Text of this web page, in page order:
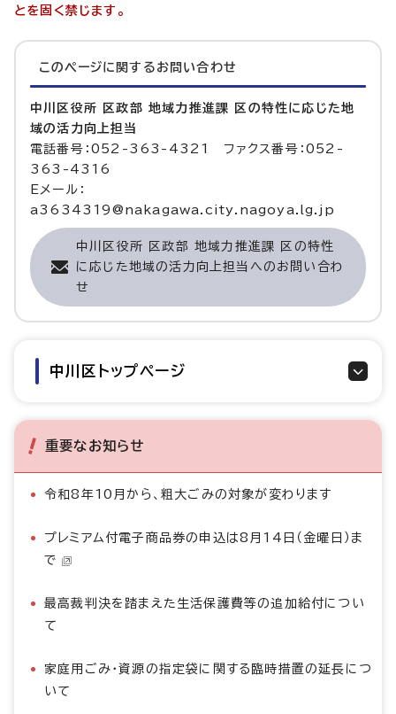
とを固く禁じます。
このページに関する お問い合わせ
中川区役所 区政部 地域力推進課 区の特性に応じた地
域の活力向上担当
電話番号：052-363-4321 ファクス番号：052-
363-4316
Eメール：
a3634319@nakagawa.city.nagoya.lg.jp
中川区役所 区政部 地域力推進課 区の特性
に応じた地域の活力向上担当へのお問い合わ
せ
中川区トップページ
重要なお知らせ
令和8年10月から、粗大ごみの対象が変わります
プレミアム付電子商品券の申込は8月14日（金曜日）ま
で
最高裁判決を踏まえた生活保護費等の追加給付につい
て
家庭用ごみ・資源の指定袋に関する臨時措置の延長につ
いて